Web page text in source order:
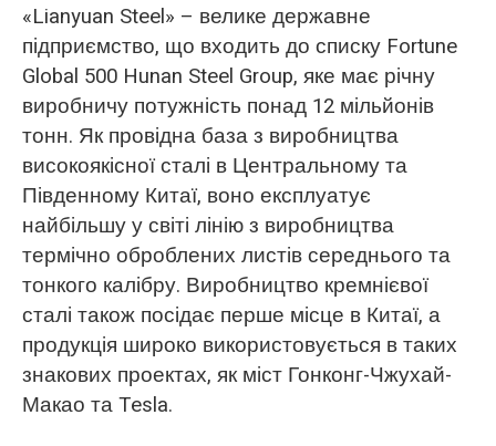
«Lianyuan Steel» – велике державне
підприємство, що входить до списку Fortune
Global 500 Hunan Steel Group, яке має річну
виробничу потужність понад 12 мільйонів
тонн. Як провідна база з виробництва
високоякісної сталі в Центральному та
Південному Китаї, воно експлуатує
найбільшу у світі лінію з виробництва
термічно оброблених листів середнього та
тонкого калібру. Виробництво кремнієвої
сталі також посідає перше місце в Китаї, а
продукція широко використовується в таких
знакових проектах, як міст Гонконг-Чжухай-
Макао та Tesla.